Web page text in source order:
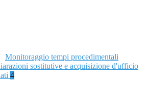
Monitoraggio tempi procedimentali
sostitutive e acquisizione d'ufficio
4